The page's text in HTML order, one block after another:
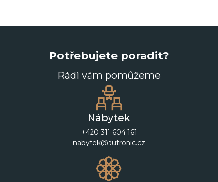
Potřebujete poradit?
Rádi vám pomůžeme
Nábytek
+420 311 604 161
nabytek@autronic.cz